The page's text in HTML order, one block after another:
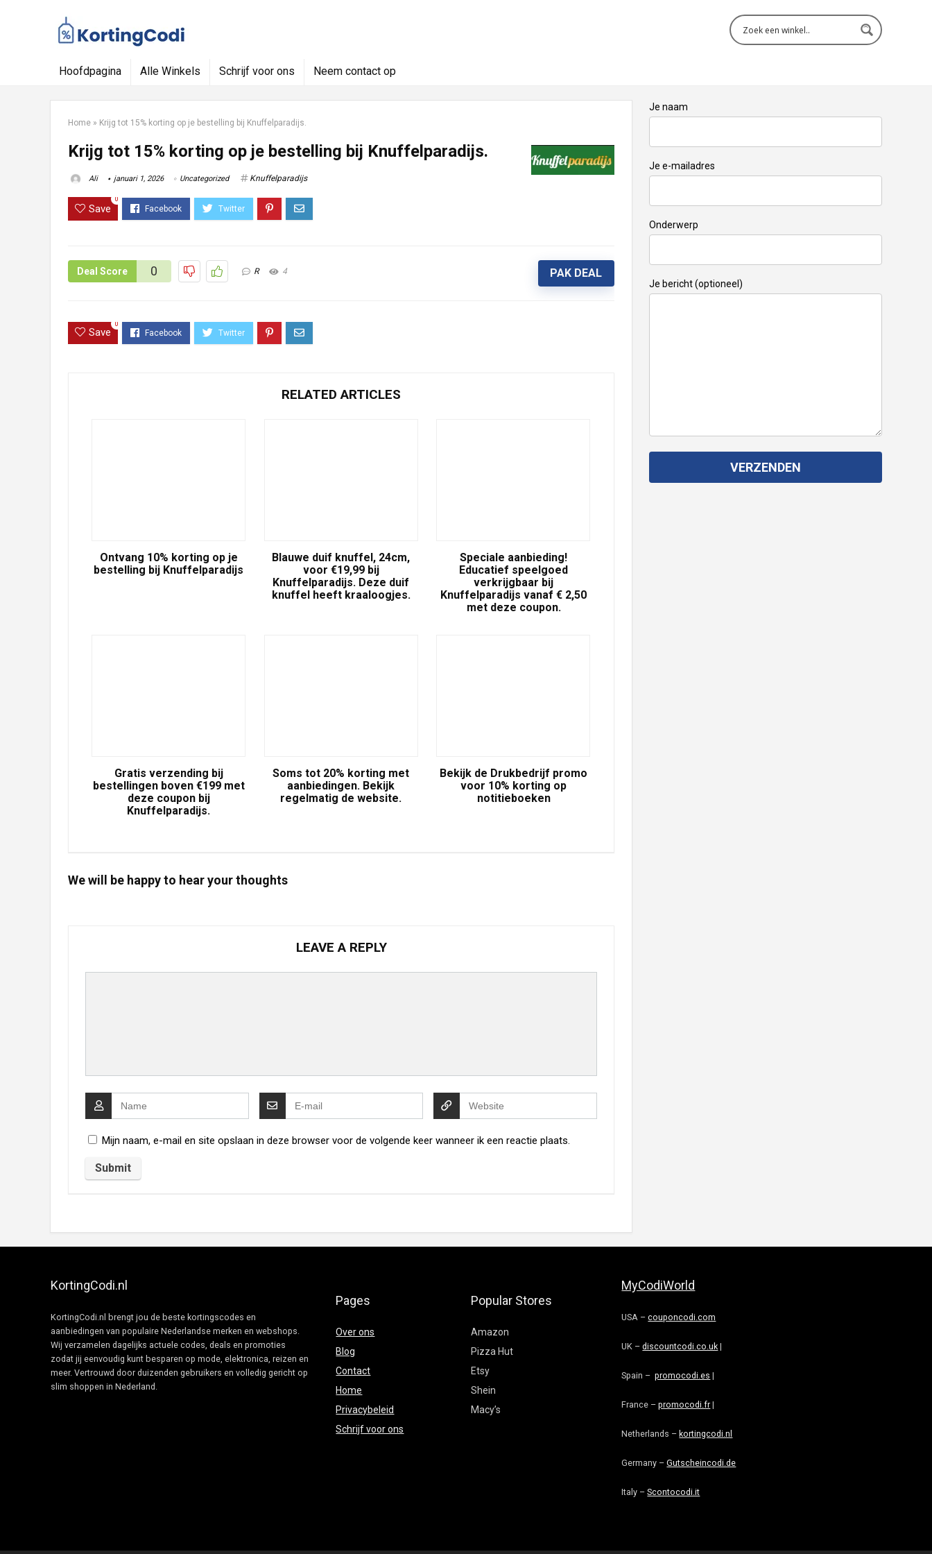
Hoofdpagina Alle Winkels Schrijf voor ons Neem contact op
Home » Krijg tot 15% korting op je bestelling bij Knuffelparadijs.
Krijg tot 15% korting op je bestelling bij Knuffelparadijs.
Ali januari 1, 2026 Uncategorized Knuffelparadijs
Save
0
Deal Score 0 R 4 PAK DEAL
Save
0
RELATED ARTICLES
Ontvang 10% korting op je
bestelling bij Knuffelparadijs
Blauwe duif knuffel, 24cm,
voor €19,99 bij
Knuffelparadijs. Deze duif
knuffel heeft kraaloogjes.
Speciale aanbieding!
Educatief speelgoed
verkrijgbaar bij
Knuffelparadijs vanaf € 2,50
met deze coupon.
Gratis verzending bij
bestellingen boven €199 met
deze coupon bij
Knuffelparadijs.
Soms tot 20% korting met
aanbiedingen. Bekijk
regelmatig de website.
Bekijk de Drukbedrijf promo
voor 10% korting op
notitieboeken
We will be happy to hear your thoughts
LEAVE A REPLY
Mijn naam, e-mail en site opslaan in deze browser voor de volgende keer wanneer ik een reactie plaats.
Je naam
Je e-mailadres
Onderwerp
Je bericht (optioneel)
KortingCodi.nl
KortingCodi.nl brengt jou de beste kortingscodes en
aanbiedingen van populaire Nederlandse merken en webshops.
Wij verzamelen dagelijks actuele codes, deals en promoties
zodat jij eenvoudig kunt besparen op mode, elektronica, reizen en
meer. Vertrouwd door duizenden gebruikers en volledig gericht op
slim shoppen in Nederland.
Pages
Over ons
Blog
Contact
Home
Privacybeleid
Schrijf voor ons
Popular Stores
Amazon
Pizza Hut
Etsy
Shein
Macy’s
MyCodiWorld
USA –couponcodi.com
UK –discountcodi.co.uk |
Spain –promocodi.es |
France –promocodi.fr |
Netherlands – kortingcodi.nl
Germany –Gutscheincodi.de
Italy –Scontocodi.it